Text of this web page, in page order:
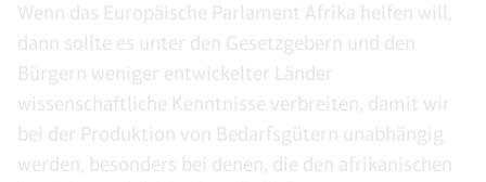
Wenn das Europäische Parlament Afrika helfen will,
dann sollte es unter den Gesetzgebern und den
Bürgern weniger entwickelter Länder
wissenschaftliche Kenntnisse verbreiten, damit wir
bei der Produktion von Bedarfsgütern unabhängig
werden, besonders bei denen, die den afrikanischen